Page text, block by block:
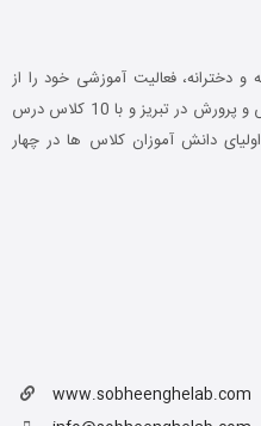
دخترانه، فعالیت آموزشی خود را از
سال 1365 با دریافت مجوز از اداره آموزش و پرورش در تبریز و با 10 کلاس درس
دانش آموزان کلاس ها در چهار
www.sobheenghelab.com